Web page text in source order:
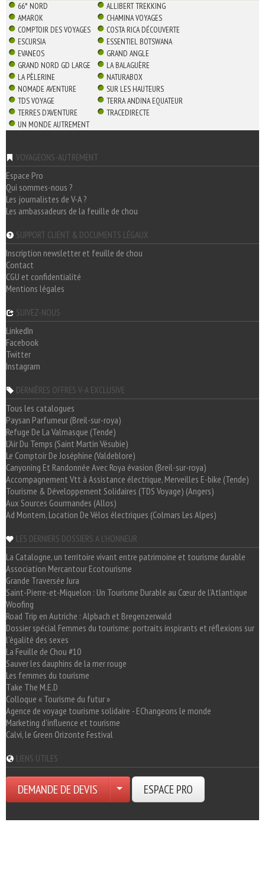
66° NORD
ALLIBERT TREKKING
AMAROK
CHAMINA VOYAGES
COMPTOIR DES VOYAGES
COSTA RICA DÉCOUVERTE
ESCURSIA
ESSENTIEL BOTSWANA
EVANEOS
GRAND ANGLE
GRAND NORD GD LARGE
LA BALAGUÈRE
LA PÈLERINE
NATURABOX
NOMADE AVENTURE
SUR LES HAUTEURS
TDS VOYAGE
TERRA ANDINA EQUATEUR
TERRES D'AVENTURE
TRACEDIRECTE
UN MONDE AUTREMENT
VOYAGEONS-AUTREMENT
Espace Pro
Qui sommes-nous ?
Les journalistes de V-A ?
Les ambassadeurs de la feuille de chou
SUPPORT CLIENT & DOCUMENTS LÉGAUX
Inscription newsletter et feuille de chou
Contact
CGU et confidentialité
Mentions légales
SUIVEZ-NOUS
LinkedIn
Facebook
Twitter
Instagram
DERNIÈRES OFFRES V-A EXCLUSIVE
Tous les catalogues
Paysan Parfumeur (Breil-sur-roya)
Refuge De La Valmasque (Tende)
L'Air Du Temps (Saint Martin Vésubie)
Le Comptoir De Joséphine (Valdeblore)
Canyoning Et Randonnée Avec Roya évasion (Breil-sur-roya)
Accompagnement Vtt à Assistance électrique, Merveilles E-bike (Tende)
Tourisme & Développement Solidaires (TDS Voyage) (Angers)
Aux Sources Gourmandes (Allos)
Ad Montem, Location De Vélos électriques (Colmars Les Alpes)
LES DERNIERS DOSSIERS A L'HONNEUR
La Catalogne, un territoire vivant entre patrimoine et tourisme durable
Association Mercantour Ecotourisme
Grande Traversée Jura
Saint-Pierre-et-Miquelon : Un Tourisme Durable au Cœur de l'Atlantique
Woofing
Road Trip en Autriche : Alpbach et Bregenzerwald
Dossier spécial Femmes du tourisme: portraits inspirants et réflexions sur
l'égalité des sexes
La Feuille de Chou #10
Sauver les dauphins de la mer rouge
Les femmes du tourisme
Take The M.E.D
Colloque « Tourisme du futur »
Agence de voyage tourisme solidaire - EChangeons le monde
Marketing d'influence et tourisme
Calvi, le Green Orizonte Festival
LIENS UTILES
DEMANDE DE DEVIS ESPACE PRO